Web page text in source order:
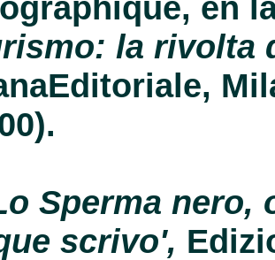
la rivolta
Sperma nero,
scrivo',